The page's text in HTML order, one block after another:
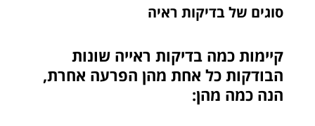
סוגים של בדיקות ראיה
קיימות כמה בדיקות ראייה שונות
הבודקות כל אחת מהן הפרעה אחרת,
הנה כמה מהן: